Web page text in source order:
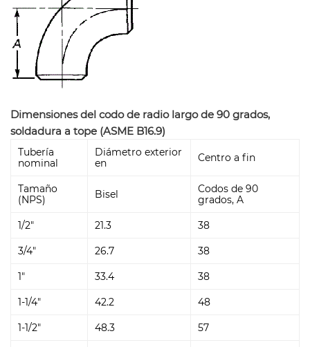
Dimensiones del codo de radio largo de 90 grados,
soldadura a tope (ASME B16.9)
Tubería
nominal
Diámetro exterior
en
Centro a fin
Tamaño
(NPS)
Bisel
Codos de 90
grados, A
1/2"
21.3
38
3/4"
26.7
38
1"
33.4
38
1-1/4"
42.2
48
1-1/2"
48.3
57